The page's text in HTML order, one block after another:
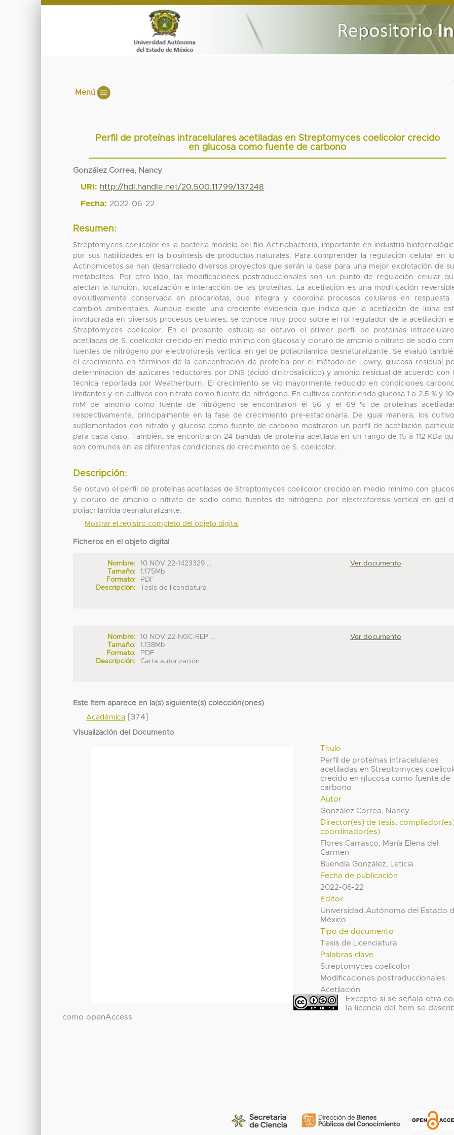
Menú
Perfil de proteínas intracelulares acetiladas en Streptomyces coelicolor crecido
en glucosa como fuente de carbono
González Correa, Nancy
URI: http://hdl.handle.net/20.500.11799/137248
Fecha: 2022-06-22
Resumen:
Streptomyces coelicolor es la bacteria modelo del filo Actinobacteria, importante en industria
por sus habilidades en la biosíntesis de productos naturales. Para comprender la regulación celular en
Actinomicetos se han desarrollado diversos proyectos que serán la base para una mejor explotación de
metabolitos. Por otro lado, las modificaciones postraduccionales son un punto de regulación celular
afectan la función, localización e interacción de las proteínas. La acetilación es una modificación
evolutivamente conservada en procariotas, que integra y coordina procesos celulares en respuesta
cambios ambientales. Aunque existe una creciente evidencia que indica que la acetilación de lisina
involucrada en diversos procesos celulares, se conoce muy poco sobre el rol regulador de la acetilación
Streptomyces coelicolor. En el presente estudio se obtuvo el primer perfil de proteínas
acetiladas de S. coelicolor crecido en medio mínimo con glucosa y cloruro de amonio o nitrato de sodio
fuentes de nitrógeno por electroforesis vertical en gel de poliacrilamida desnaturalizante. Se evaluó
el crecimiento en términos de la concentración de proteína por el método de Lowry, glucosa residual
determinación de azúcares reductores por DNS (ácido dinitrosalicílico) y amonio residual de acuerdo con
técnica reportada por Weatherburn. El crecimiento se vio mayormente reducido en condiciones
limitantes y en cultivos con nitrato como fuente de nitrógeno. En cultivos conteniendo glucosa 1 o 2.5 % y
mM de amonio como fuente de nitrógeno se encontraron el 56 y el 69 % de proteínas
respectivamente, principalmente en la fase de crecimiento pre-estacionaria. De igual manera, los
suplementados con nitrato y glucosa como fuente de carbono mostraron un perfil de acetilación
para cada caso. También, se encontraron 24 bandas de proteína acetilada en un rango de 15 a 112 KDa
son comunes en las diferentes condiciones de crecimiento de S. coelicolor.
Descripción:
Se obtuvo el perfil de proteínas acetiladas de Streptomyces coelicolor crecido en medio mínimo con
y cloruro de amonio o nitrato de sodio como fuentes de nitrógeno por electroforesis vertical en gel
poliacrilamida desnaturalizante.
Mostrar el registro completo del objeto digital
Ficheros en el objeto digital
Nombre:
10 NOV 22-1423329 ...
Tamaño:
1.175Mb
Formato:
PDF
Descripción:
Tesis de licenciatura
Ver documento
Nombre:
10 NOV 22-NGC-REP ...
Tamaño:
1.138Mb
Formato:
PDF
Descripción:
Carta autorización
Ver documento
Este ítem aparece en la(s) siguiente(s) colección(ones)
Académica [374]
Visualización del Documento
Título
Perfil de proteínas intracelulares
acetiladas en Streptomyces
crecido en glucosa como fuente de
carbono
Autor
González Correa, Nancy
Director(es) de tesis,
coordinador(es)
Flores Carrasco, María Elena del
Carmen
Buendía González, Leticia
Fecha de publicación
2022-06-22
Editor
Universidad Autónoma del Estado
México
Tipo de documento
Tesis de Licenciatura
Palabras clave
Streptomyces coelicolor
Modificaciones postraduccionales
Acetilación
Excepto si se señala otra
la licencia del ítem se
como openAccess